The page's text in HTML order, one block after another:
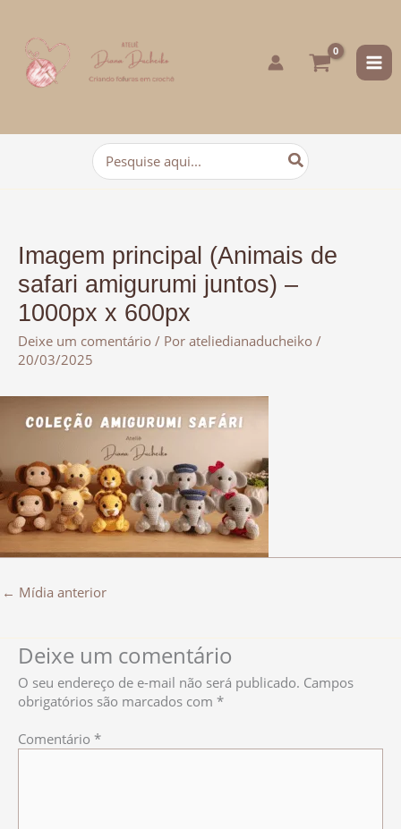
conteúdo
Procurar:
Imagem principal (Animais de
safari amigurumi juntos) –
1000px x 600px
Deixe um comentário / Por ateliedianaducheiko /
20/03/2025
← Mídia anterior
Deixe um comentário
O seu endereço de e-mail não será publicado. Campos
obrigatórios são marcados com *
Comentário *